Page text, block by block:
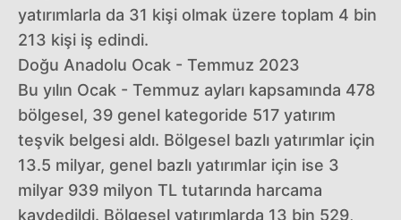
yatırımlarla da 31 kişi olmak üzere toplam 4 bin
213 kişi iş edindi.
Doğu Anadolu Ocak - Temmuz 2023
Bu yılın Ocak - Temmuz ayları kapsamında 478
bölgesel, 39 genel kategoride 517 yatırım
teşvik belgesi aldı. Bölgesel bazlı yatırımlar için
13.5 milyar, genel bazlı yatırımlar için ise 3
milyar 939 milyon TL tutarında harcama
kaydedildi. Bölgesel yatırımlarda 13 bin 529,